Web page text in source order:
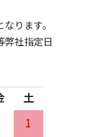
ります。
弊社指定日
土
1